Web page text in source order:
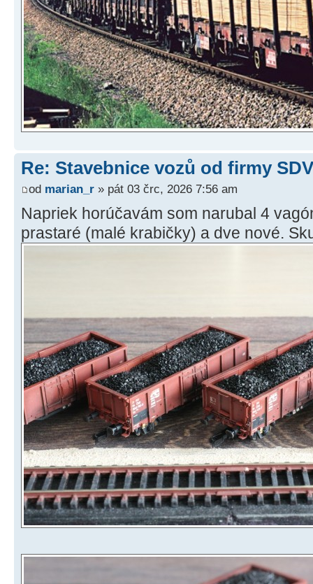
Re: Stavebnice vozů od firmy
od marian_r » pát 03 črc, 2026 7:56 am
Napriek horúčavám som narubal 4
prastaré (malé krabičky) a dve nové.